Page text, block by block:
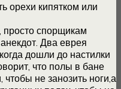
орехи кипятком или
просто спорщикам
Два еврея
дошли до настилки
что полы в бане
не занозить ноги,а